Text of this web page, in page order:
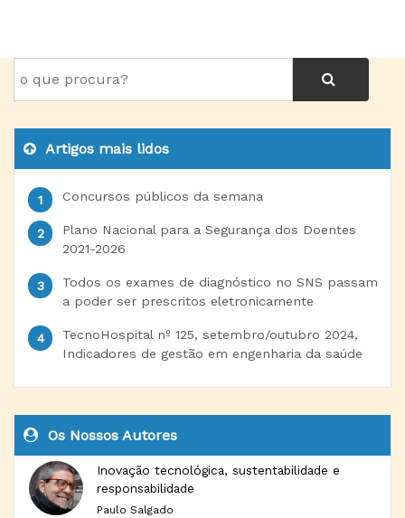
Artigos mais lidos
Concursos públicos da semana
Plano Nacional para a Segurança dos Doentes
2021-2026
Todos os exames de diagnóstico no SNS passam
a poder ser prescritos eletronicamente
TecnoHospital nº 125, setembro/outubro 2024,
Indicadores de gestão em engenharia da saúde
Os Nossos Autores
Inovação tecnológica, sustentabilidade e
responsabilidade
Paulo Salgado